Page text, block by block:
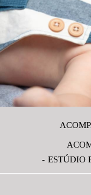
ESTÚDIO